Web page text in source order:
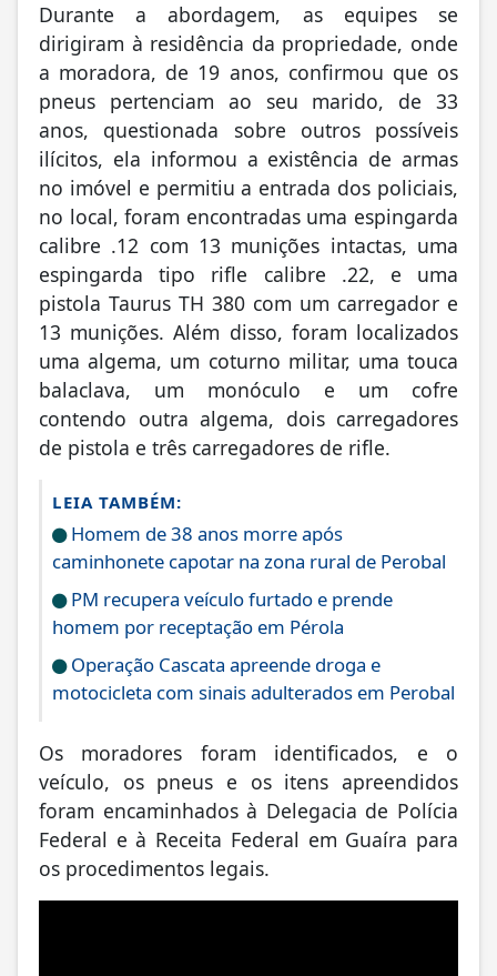
Durante a abordagem, as equipes se
dirigiram à residência da propriedade, onde
a moradora, de 19 anos, confirmou que os
pneus pertenciam ao seu marido, de 33
anos, questionada sobre outros possíveis
ilícitos, ela informou a existência de armas
no imóvel e permitiu a entrada dos policiais,
no local, foram encontradas uma espingarda
calibre .12 com 13 munições intactas, uma
espingarda tipo rifle calibre .22, e uma
pistola Taurus TH 380 com um carregador e
13 munições. Além disso, foram localizados
uma algema, um coturno militar, uma touca
balaclava, um monóculo e um cofre
contendo outra algema, dois carregadores
de pistola e três carregadores de rifle.
LEIA TAMBÉM:
Homem de 38 anos morre após
caminhonete capotar na zona rural de Perobal
PM recupera veículo furtado e prende
homem por receptação em Pérola
Operação Cascata apreende droga e
motocicleta com sinais adulterados em Perobal
Os moradores foram identificados, e o
veículo, os pneus e os itens apreendidos
foram encaminhados à Delegacia de Polícia
Federal e à Receita Federal em Guaíra para
os procedimentos legais.